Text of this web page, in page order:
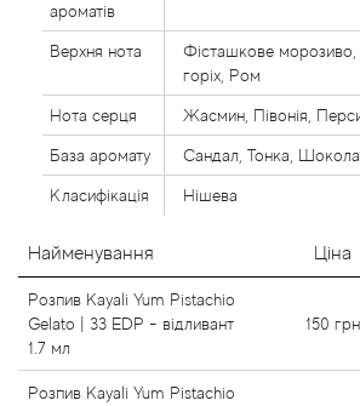
ароматів
Верхня нота
Фісташкове морозиво,
горіх, Ром
Нота серця Жасмин, Півонія,
База аромату Сандал, Тонка,
Класифікація Нішева
Найменування Ціна
Розпив Kayali Yum Pistachio
Gelato | 33 EDP - відливант
1.7 мл
150 грн
Розпив Kayali Yum Pistachio